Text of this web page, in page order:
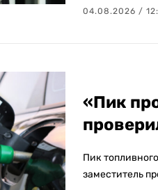
04.08.2026 /
«Пик
Пик
заместитель